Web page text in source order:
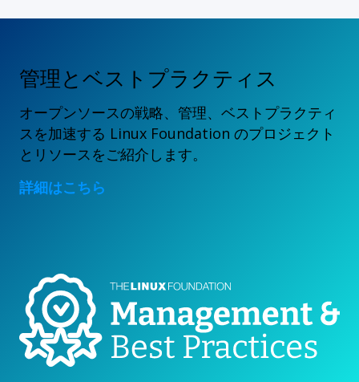
管理とベストプラクティス
オープンソースの戦略、管理、ベストプラクティ
スを加速する Linux Foundation のプロジェクト
とリソースをご紹介します。
詳細はこちら